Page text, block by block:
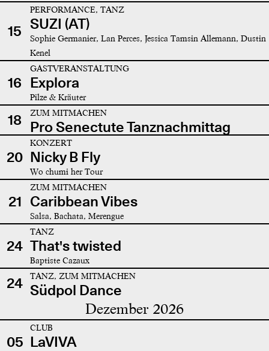
15
PERFORMANCE, TANZ
SUZI (AT)
Sophie Germanier, Lan Perces, Jessica Tamsin Allemann, Dustin
Kenel
16
GASTVERANSTALTUNG
Explora
Pilze & Kräuter
18 ZUM MITMACHEN
Pro Senectute Tanznachmittag
20
KONZERT
Nicky B Fly
Wo chumi her Tour
21
ZUM MITMACHEN
Caribbean Vibes
Salsa, Bachata, Merengue
24
TANZ
That's twisted
Baptiste Cazaux
24 TANZ, ZUM MITMACHEN
Südpol Dance
Dezember 2026
05
CLUB
LaVIVA